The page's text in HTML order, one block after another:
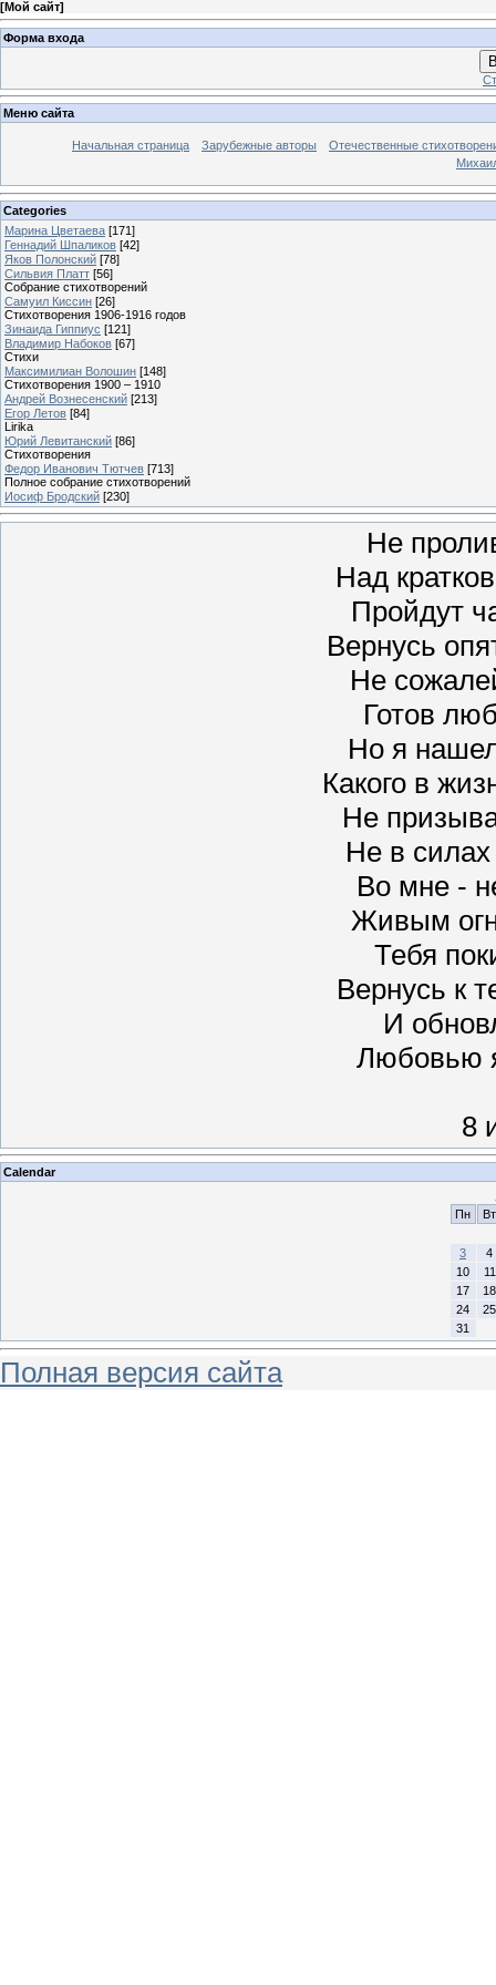
[Мой сайт]
Форма входа
Меню сайта
Начальная страница Зарубежные авторы
Отечественные
Categories
Марина Цветаева [171]
Геннадий Шпаликов [42]
Яков Полонский [78]
Сильвия Платт [56]
Собрание стихотворений
Самуил Киссин [26]
Стихотворения 1906-1916 годов
Зинаида Гиппиус [121]
Владимир Набоков [67]
Стихи
Максимилиан Волошин [148]
Стихотворения 1900 – 1910
Андрей Вознесенский [213]
Егор Летов [84]
Lirika
Юрий Левитанский [86]
Стихотворения
Федор Иванович Тютчев [713]
Полное собрание стихотворений
Иосиф Бродский [230]
Не
Над
Пройдут
Вернусь
Не
Готов
Но я
Какого в
Не
Не в силах
Во мне -
Живым
Тебя
Вернусь к
И
Любовью
8
Calendar
Пн
Вт
3
4
10
11
17
18
24
25
31
Полная версия сайта